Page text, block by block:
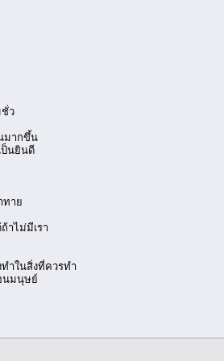
ชั่ว
มากขึ้น
นยินดี
ทาย
าไม่มีเรา
ำในสิ่งที่ควรทำ
นมนุษย์